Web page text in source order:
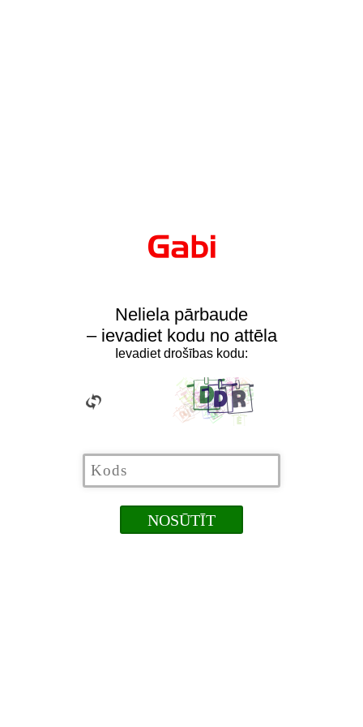
Neliela pārbaude
– ievadiet kodu no attēla
Ievadiet drošības kodu: